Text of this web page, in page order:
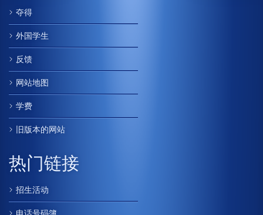
夺得
外国学生
反馈
网站地图
学费
旧版本的网站
热门链接
招生活动